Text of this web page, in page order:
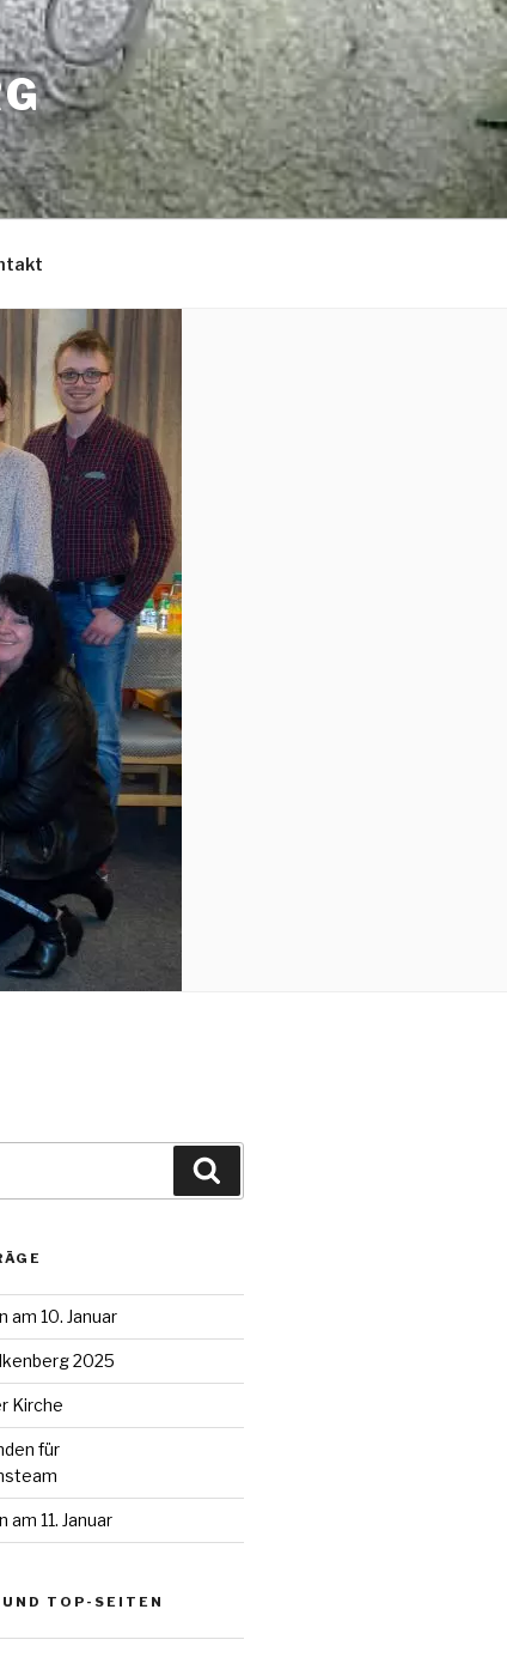
am 10. Januar
2025
Kirche
für
11. Januar
TOP-SEITEN